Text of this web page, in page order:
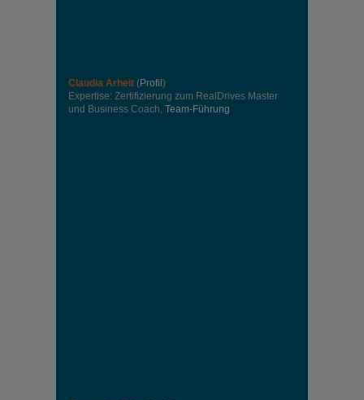
Claudia Arheit (Profil )
Expertise: Zertifizierung zum RealDrives Master
und Business Coach, Team-Führung